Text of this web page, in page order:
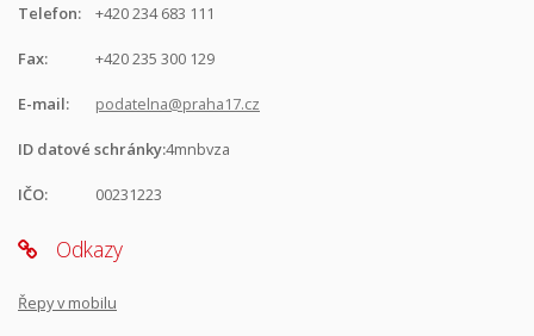
Telefon: +420 234 683 111
Fax: +420 235 300 129
E-mail: podatelna@praha17.cz
ID datové schránky:4mnbvza
IČO: 00231223
Odkazy
Řepy v mobilu